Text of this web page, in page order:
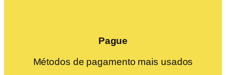
Pague
Métodos de pagamento mais usados